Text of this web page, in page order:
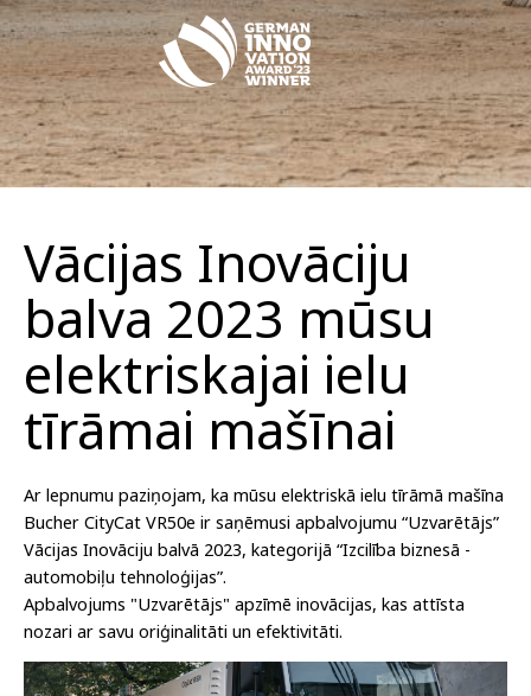
Vācijas Inovāciju
balva 2023 mūsu
elektriskajai ielu
tīrāmai mašīnai
Ar lepnumu paziņojam, ka mūsu elektriskā ielu tīrāmā mašīna
Bucher CityCat VR50e ir saņēmusi apbalvojumu “Uzvarētājs”
Vācijas Inovāciju balvā 2023, kategorijā “Izcilība biznesā -
automobiļu tehnoloģijas”.
Apbalvojums "Uzvarētājs" apzīmē inovācijas, kas attīsta
nozari ar savu oriģinalitāti un efektivitāti.